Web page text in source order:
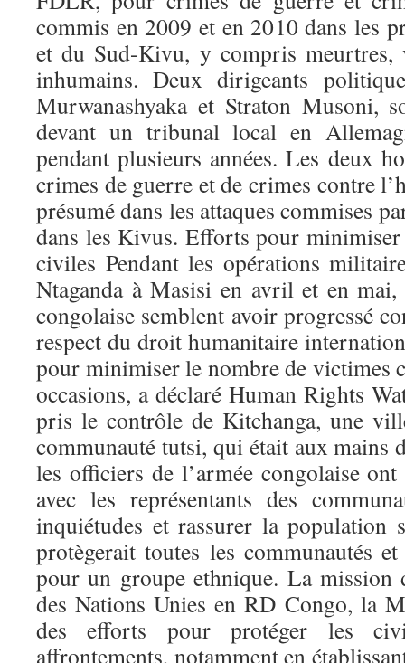
commis en 2009 et en 2010 dans les
et du Sud-Kivu, y compris meurtres,
inhumains. Deux dirigeants
Murwanashyaka et Straton Musoni,
devant un tribunal local en
pendant plusieurs années. Les deux
crimes de guerre et de crimes contre
présumé dans les attaques commises
dans les Kivus. Efforts pour
civiles Pendant les opérations
Ntaganda à Masisi en avril et en mai,
congolaise semblent avoir progressé
respect du droit humanitaire
pour minimiser le nombre de victimes
occasions, a déclaré Human Rights
pris le contrôle de Kitchanga, une
communauté tutsi, qui était aux mains
les officiers de l’armée congolaise
avec les représentants des
inquiétudes et rassurer la population
protègerait toutes les communautés
pour un groupe ethnique. La mission
des Nations Unies en RD Congo, la
des efforts pour protéger les
affrontements, notamment en